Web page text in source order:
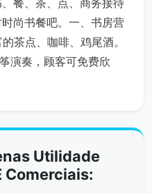
餐、茶、点、商务接待
尚书餐吧。一、书房营
茶点、咖啡、鸡尾酒。
演奏，顾客可免费欣
Utilidade
Comerciais: